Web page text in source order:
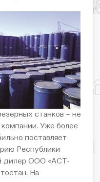
станков – не
Уже более
поставляет
Республики
дилер ООО «АСТ-
На